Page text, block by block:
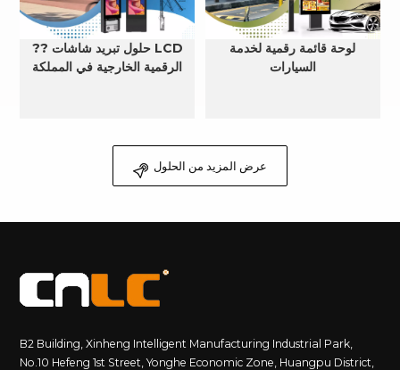
?? حلول تبريد شاشات LCD
الرقمية الخارجية في المملكة
لوحة قائمة رقمية لخدمة
السيارات
عرض المزيد من الحلول
B2 Building, Xinheng Intelligent Manufacturing Industrial Park,
No.10 Hefeng 1st Street, Yonghe Economic Zone, Huangpu District,